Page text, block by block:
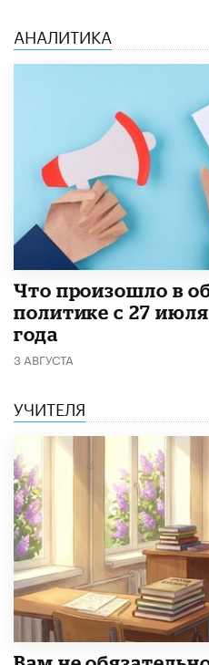
АНАЛИТИКА
​Что произошло в
политике с 27 июля
года
3 АВГУСТА
УЧИТЕЛЯ